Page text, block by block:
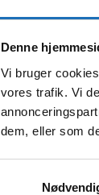
Denne
Vi bruger
vores trafik. Vi
dem, eller som